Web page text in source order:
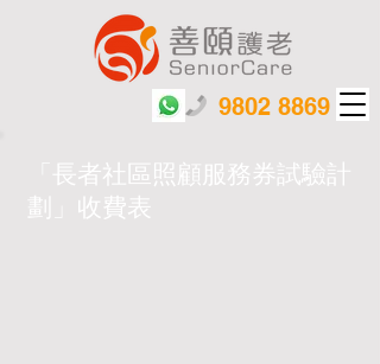
9802 8869
「長者社區照顧服務券試驗計
劃」收費表